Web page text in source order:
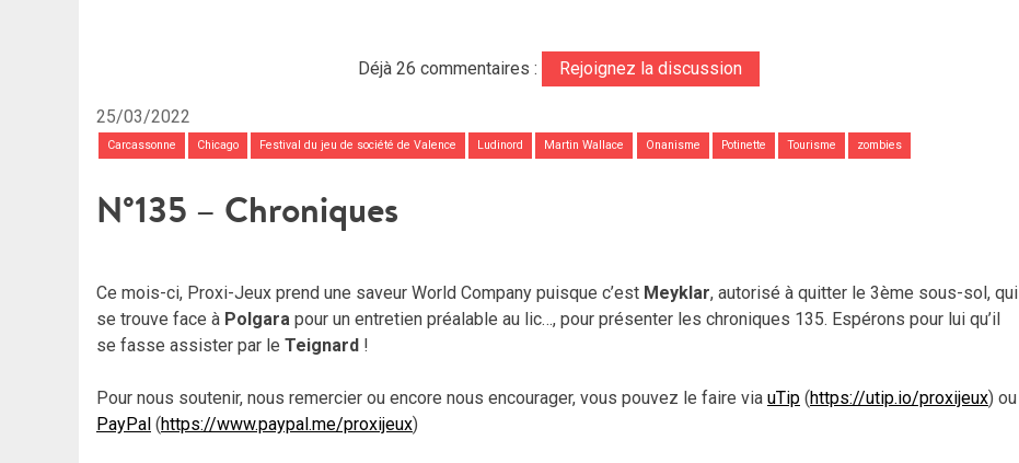
Déjà 26 commentaires : Rejoignez la discussion
25/03/2022
Carcassonne Chicago Festival du jeu de société de Valence Ludinord Martin Wallace Onanisme Potinette Tourisme zombies
N°135 – Chroniques
Ce mois-ci, Proxi-Jeux prend une saveur World Company puisque c’est Meyklar, autorisé à quitter le 3ème sous-sol, qui
se trouve face à Polgara pour un entretien préalable au lic…, pour présenter les chroniques 135. Espérons pour lui qu’il
se fasse assister par le Teignard !
Pour nous soutenir, nous remercier ou encore nous encourager, vous pouvez le faire via uTip (https://utip.io/proxijeux) ou
PayPal (https://www.paypal.me/proxijeux)